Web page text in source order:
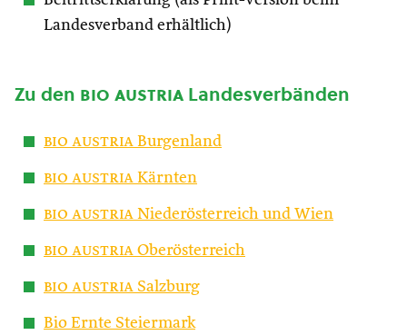
Landesverband erhältlich)
Zu den bio austria Landesverbänden
bio austria Burgenland
bio austria Kärnten
bio austria Niederösterreich und Wien
bio austria Oberösterreich
bio austria Salzburg
Bio Ernte Steiermark